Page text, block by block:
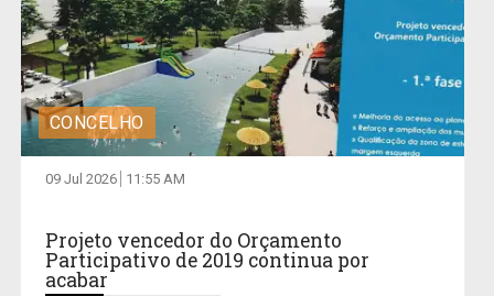
CONCELHO
09 Jul 2026 11:55 AM
Projeto vencedor do Orçamento
Participativo de 2019 continua por
acabar